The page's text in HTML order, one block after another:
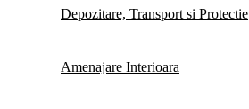
Depozitare, Transport si Protectie
Amenajare Interioara